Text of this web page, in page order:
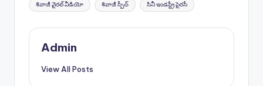
శివాజీ వైరల్ వీడియో శివాజీ స్పీచ్ సినీ ఇండస్ట్రీ పైరసీ
Admin
View All Posts